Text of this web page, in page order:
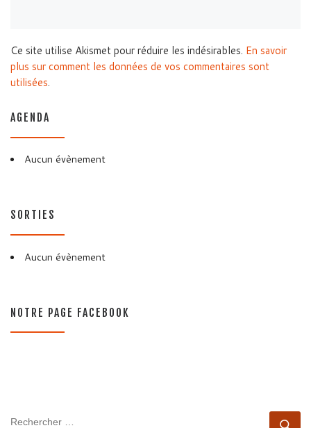
Ce site utilise Akismet pour réduire les indésirables. En savoir
plus sur comment les données de vos commentaires sont
utilisées.
AGENDA
Aucun évènement
SORTIES
Aucun évènement
NOTRE PAGE FACEBOOK
RECHERCHER